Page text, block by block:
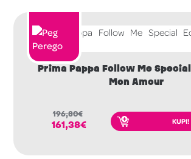
Prima Pappa Follow Me
Mon Amour
196,80€
161,38€ KUPI!